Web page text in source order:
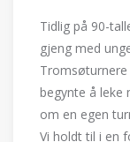
Tidlig på 90-
gjeng med
begynte å leke
om en egen
Vi holdt til i en